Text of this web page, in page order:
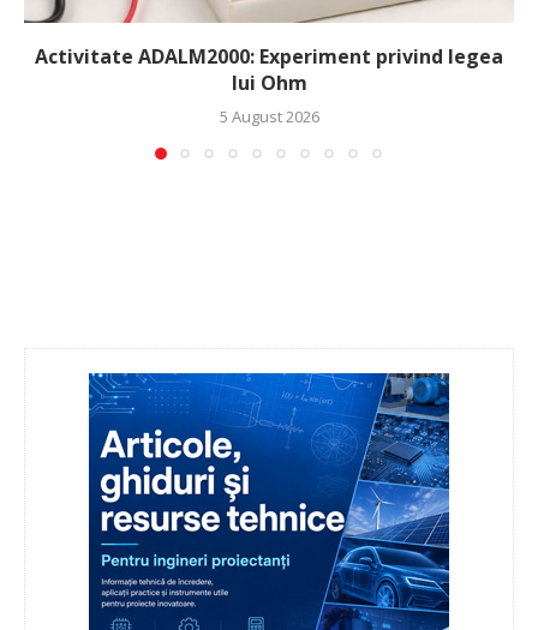
Activitate ADALM2000: Experiment privind legea
lui Ohm
5 August 2026